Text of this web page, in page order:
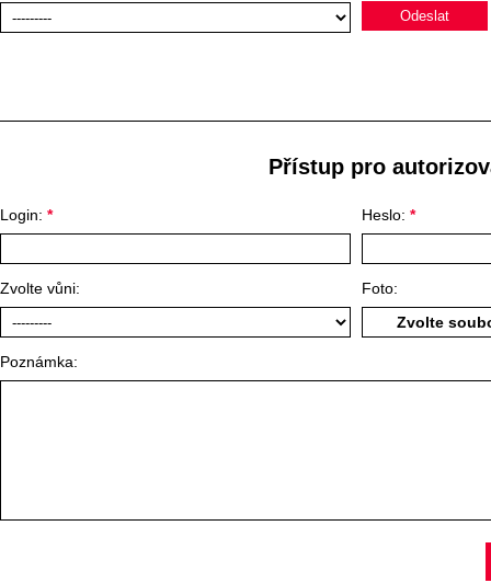
Přístup pro
Login: * Heslo: *
Zvolte vůni:
Foto:
Zvolte
Poznámka: